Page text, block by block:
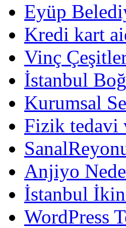
Eyüp
Kredi kart
Vinç
İstanbul
Kurumsal
Fizik tedavi
Anjiyo
İstanbul
WordPress